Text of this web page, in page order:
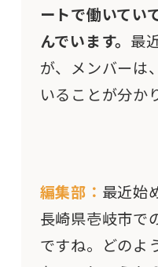
ートで働いてい
んでいます。 最
が、メンバーは
いることが分か
編集部： 最近始
長崎県壱岐市で
ですね。どのよ